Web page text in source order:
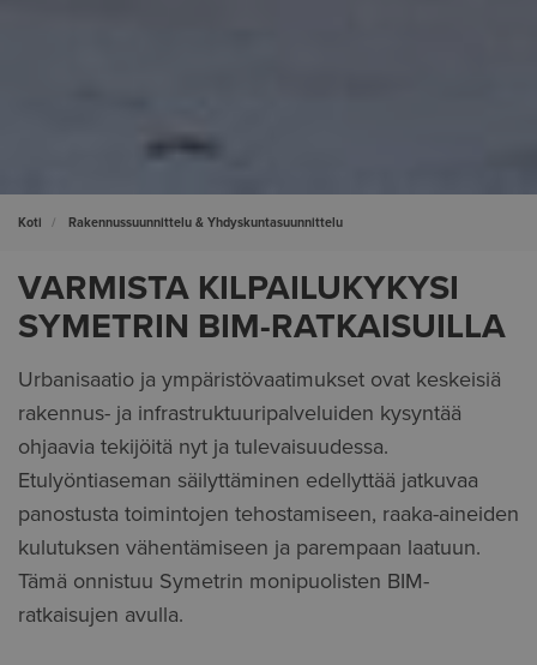
Koti Rakennussuunnittelu & Yhdyskuntasuunnittelu
VARMISTA KILPAILUKYKYSI
SYMETRIN BIM-RATKAISUILLA
Urbanisaatio ja ympäristövaatimukset ovat keskeisiä
rakennus- ja infrastruktuuripalveluiden kysyntää
ohjaavia tekijöitä nyt ja tulevaisuudessa.
Etulyöntiaseman säilyttäminen edellyttää jatkuvaa
panostusta toimintojen tehostamiseen, raaka-aineiden
kulutuksen vähentämiseen ja parempaan laatuun.
Tämä onnistuu Symetrin monipuolisten BIM-
ratkaisujen avulla.